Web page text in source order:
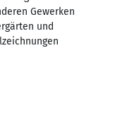
Gewerken
und